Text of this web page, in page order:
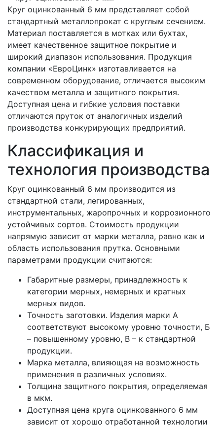
Круг оцинкованный 6 мм представляет собой
стандартный металлопрокат с круглым сечением.
Материал поставляется в мотках или бухтах,
имеет качественное защитное покрытие и
широкий диапазон использования. Продукция
компании «ЕвроЦинк» изготавливается на
современном оборудование, отличается высоким
качеством металла и защитного покрытия.
Доступная цена и гибкие условия поставки
отличаются пруток от аналогичных изделий
производства конкурирующих предприятий.
Классификация и
технология производства
Круг оцинкованный 6 мм производится из
стандартной стали, легированных,
инструментальных, жаропрочных и коррозионного
устойчивых сортов. Стоимость продукции
напрямую зависит от марки металла, равно как и
область использования прутка. Основными
параметрами продукции считаются:
Габаритные размеры, принадлежность к
категории мерных, немерных и кратных
мерных видов.
Точность заготовки. Изделия марки А
соответствуют высокому уровню точности, Б
– повышенному уровню, В – к стандартной
продукции.
Марка металла, влияющая на возможность
применения в различных условиях.
Толщина защитного покрытия, определяемая
в мкм.
Доступная цена круга оцинкованного 6 мм
зависит от хорошо отработанной технологии